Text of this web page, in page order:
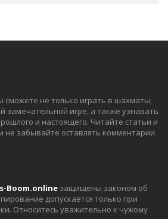
сможете не только играть в шахматы,
замечательной игре, а также узнавать
и настоящего. Читайте статьи и
не забывайте оставлять комментарии.
Boom.online защищены законом об
допускается только при
Относитесь уважительно к чужому